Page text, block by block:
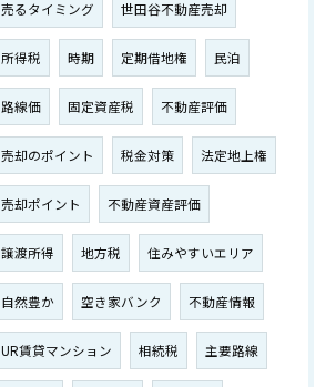
売るタイミング 世田谷不動産売却
所得税 時期 定期借地権 民泊
路線価 固定資産税 不動産評価
売却のポイント 税金対策 法定地上権
売却ポイント 不動産資産評価
譲渡所得 地方税 住みやすいエリア
自然豊か 空き家バンク 不動産情報
UR賃貸マンション 相続税 主要路線